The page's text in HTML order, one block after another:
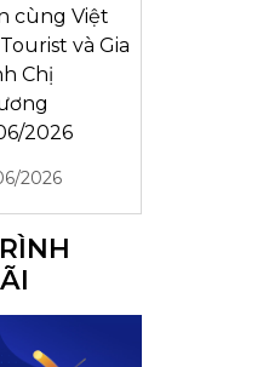
cùng Việt
và Gia
Chị
2026
2026